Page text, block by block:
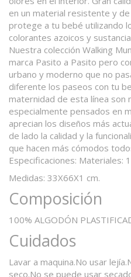
en un material resistente y de
protege a tu bebé utilizando
colorantes azoicos y
Nuestra colección Walking
marca Pasito a Pasito pero
urbano y moderno que no
diferente los paseos con tu
maternidad de esta línea son
especialmente pensados en
aprecian los diseños más
de lado la calidad y la
que hacen más cómodos
Especificaciones: Materiales:
Medidas: 33X66X1 cm.
Composición
100% ALGODÓN
Cuidados
Lavar a maquina.No usar
seco.No se puede usar